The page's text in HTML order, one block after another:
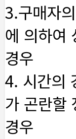
3.구매자
에 의하여
경우
4. 시간의
가 곤란할
경우